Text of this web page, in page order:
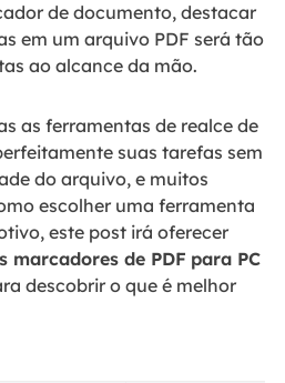
de documento, destacar
em um arquivo PDF será tão
ao alcance da mão.
as ferramentas de realce de
suas tarefas sem
do arquivo, e muitos
escolher uma ferramenta
este post irá oferecer
marcadores de PDF para PC
descobrir o que é melhor